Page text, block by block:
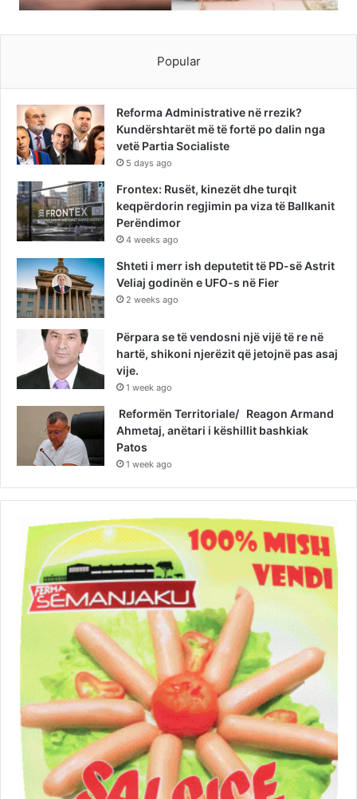
Popular
Reforma Administrative në rrezik?
Kundërshtarët më të fortë po dalin nga
vetë Partia Socialiste
5 days ago
Frontex: Rusët, kinezët dhe turqit
keqpërdorin regjimin pa viza të Ballkanit
Perëndimor
4 weeks ago
Shteti i merr ish deputetit të PD-së Astrit
Veliaj godinën e UFO-s në Fier
2 weeks ago
Përpara se të vendosni një vijë të re në
hartë, shikoni njerëzit që jetojnë pas asaj
vije.
1 week ago
Reformën Territoriale/ Reagon Armand
Ahmetaj, anëtari i këshillit bashkiak
Patos
1 week ago